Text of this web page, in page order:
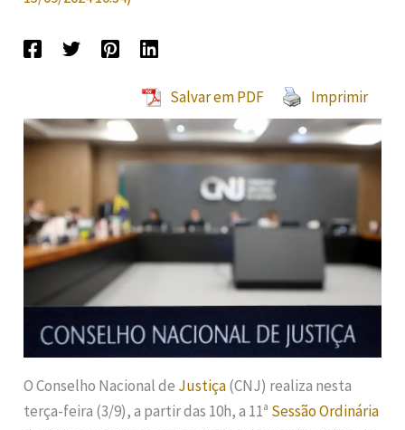
Salvar em PDF Imprimir
O Conselho Nacional de Justiça(CNJ) realiza nesta
terça-feira (3/9), a partir das 10h, a 11ª Sessão Ordinária